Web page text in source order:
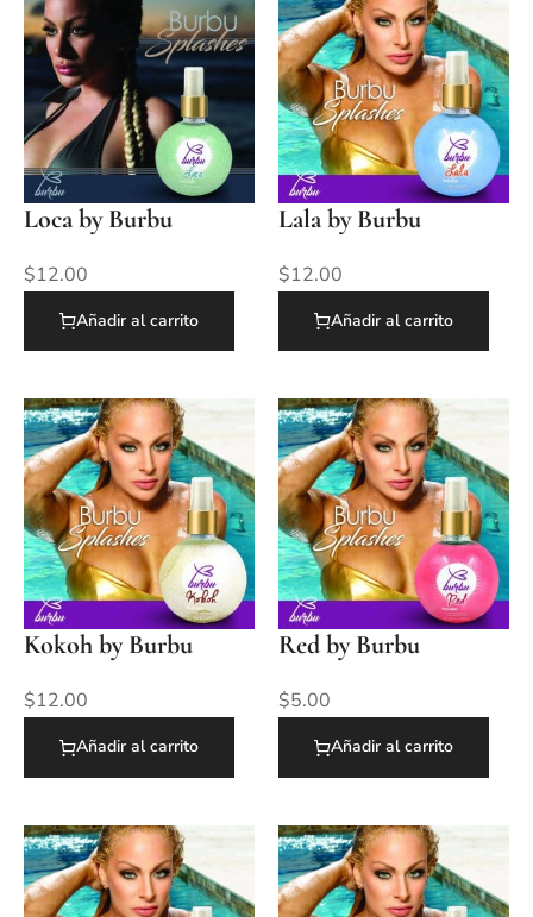
Loca by Burbu
$12.00
Añadir al carrito
Lala by Burbu
$12.00
Añadir al carrito
Kokoh by Burbu
$12.00
Añadir al carrito
Red by Burbu
$5.00
Añadir al carrito